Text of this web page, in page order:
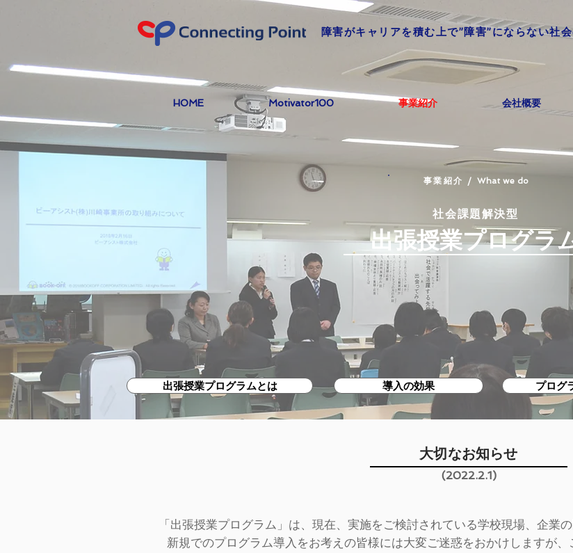
障害がキャリアを積む上で”障害”にならない社
HOME Motivator100 事業紹介 会社概要
​事業紹介 / What we do
社会課題解決型
出張授業プログラ
出張授業プログラムとは 導入の効果 プログ
大切なお知らせ
(2022.2.1)
「出張授業プログラム」は、現在、実施をご検討されている学校現場、企業
新規でのプログラム導入をお考えの皆様には大変ご迷惑をおかけしますが、